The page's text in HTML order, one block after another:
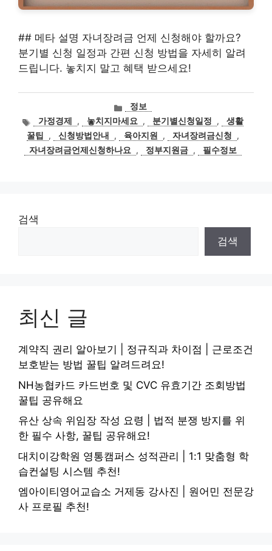
## 메타 설명 자녀장려금 언제 신청해야 할까요?
분기별 신청 일정과 간편 신청 방법을 자세히 알려
드립니다. 놓치지 말고 혜택 받으세요!
카
테
고
리
정보
태
그
가정경제 , 놓치지마세요 , 분기별신청일정 ,
생활
꿀팁
, 신청방법안내 , 육아지원 , 자녀장려금신청
,
자녀장려금언제신청하나요
, 정부지원금 , 필수정보
검색
검색
최신 글
계약직 권리 알아보기 | 정규직과 차이점 | 근로조건
보호받는 방법 꿀팁 알려드려요!
NH농협카드 카드번호 및 CVC 유효기간 조회방법
꿀팁 공유해요
유산 상속 위임장 작성 요령 | 법적 분쟁 방지를 위
한 필수 사항, 꿀팁 공유해요!
대치이강학원 영통캠퍼스 성적관리 | 1:1 맞춤형 학
습컨설팅 시스템 추천!
엠아이티영어교습소 거제동 강사진 | 원어민 전문강
사 프로필 추천!